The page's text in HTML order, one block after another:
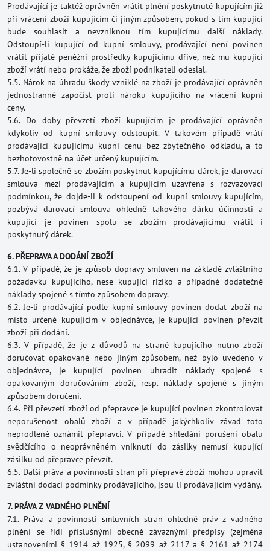
Prodávající je taktéž oprávněn vrátit plnění poskytnuté kupujícím již
při vrácení zboží kupujícím či jiným způsobem, pokud s tím kupující
bude souhlasit a nevzniknou tím kupujícímu další náklady.
Odstoupí-li kupující od kupní smlouvy, prodávající není povinen
vrátit přijaté peněžní prostředky kupujícímu dříve, než mu kupující
zboží vrátí nebo prokáže, že zboží podnikateli odeslal.
5.5. Nárok na úhradu škody vzniklé na zboží je prodávající oprávněn
jednostranně započíst proti nároku kupujícího na vrácení kupní
ceny.
5.6. Do doby převzetí zboží kupujícím je prodávající oprávněn
kdykoliv od kupní smlouvy odstoupit. V takovém případě vrátí
prodávající kupujícímu kupní cenu bez zbytečného odkladu, a to
bezhotovostně na účet určený kupujícím.
5.7. Je-li společně se zbožím poskytnut kupujícímu dárek, je darovací
smlouva mezi prodávajícím a kupujícím uzavřena s rozvazovací
podmínkou, že dojde-li k odstoupení od kupní smlouvy kupujícím,
pozbývá darovací smlouva ohledně takového dárku účinnosti a
kupující je povinen spolu se zbožím prodávajícímu vrátit i
poskytnutý dárek.
6. PŘEPRAVA A DODÁNÍ ZBOŽÍ
6.1. V případě, že je způsob dopravy smluven na základě zvláštního
požadavku kupujícího, nese kupující riziko a případné dodatečné
náklady spojené s tímto způsobem dopravy.
6.2. Je-li prodávající podle kupní smlouvy povinen dodat zboží na
místo určené kupujícím v objednávce, je kupující povinen převzít
zboží při dodání.
6.3. V případě, že je z důvodů na straně kupujícího nutno zboží
doručovat opakovaně nebo jiným způsobem, než bylo uvedeno v
objednávce, je kupující povinen uhradit náklady spojené s
opakovaným doručováním zboží, resp. náklady spojené s jiným
způsobem doručení.
6.4. Při převzetí zboží od přepravce je kupující povinen zkontrolovat
neporušenost obalů zboží a v případě jakýchkoliv závad toto
neprodleně oznámit přepravci. V případě shledání porušení obalu
svědčícího o neoprávněném vniknutí do zásilky nemusí kupující
zásilku od přepravce převzít.
6.5. Další práva a povinnosti stran při přepravě zboží mohou upravit
zvláštní dodací podmínky prodávajícího, jsou-li prodávajícím vydány.
7. PRÁVA Z VADNÉHO PLNĚNÍ
7.1. Práva a povinnosti smluvních stran ohledně práv z vadného
plnění se řídí příslušnými obecně závaznými předpisy (zejména
ustanoveními § 1914 až 1925, § 2099 až 2117 a § 2161 až 2174